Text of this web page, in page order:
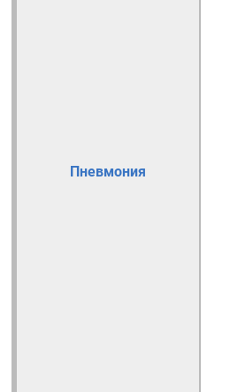
Пневмония